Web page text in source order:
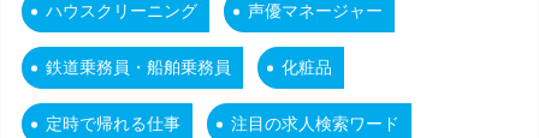
ハウスクリーニング 声優マネージャー
鉄道乗務員・船舶乗務員 化粧品
定時で帰れる仕事 注目の求人検索ワード